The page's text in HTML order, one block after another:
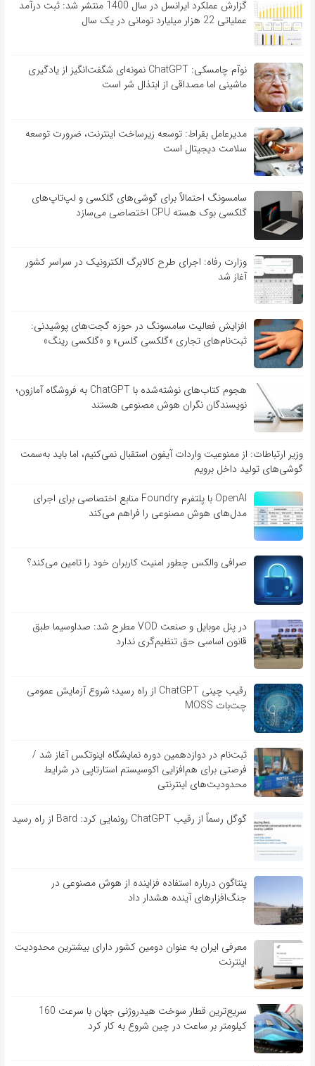
گزارش عملکرد ایرانسل در سال 1400 منتشر شد: ثبت درآمد
عملیاتی 22 هزار میلیارد تومانی در یک سال
نوآم چامسکی: ChatGPT نمونه‌ای شگفت‌انگیز از یادگیری
ماشینی اما مصداقی از ابتذال شر است
مدیرعامل بقراط: توسعه زیرساخت اینترنت، ضرورت توسعه
سلامت دیجیتال است
سامسونگ احتمالاً برای گوشی‌های گلکسی و لپ‌تاپ‌های
گلکسی بوک هسته CPU اختصاصی می‌سازد
وزارت رفاه: اجرای طرح کالابرگ الکترونیک در سراسر کشور
آغاز شد
افزایش فعالیت سامسونگ در حوزه گجت‌های پوشیدنی:
ثبت‌نام‌های تجاری «گلکسی گلس» و «گلکسی رینگ»
هجوم کتاب‌های نوشته‌شده با ChatGPT به فروشگاه آمازون؛
نویسندگان نگران هوش مصنوعی هستند
وزیر ارتباطات: از ممنوعیت واردات آیفون استقبال نمی‌کنیم، اما باید به‌سمت
گوشی‌های تولید داخل برویم
OpenAI با پلتفرم Foundry منابع اختصاصی برای اجرای
مدل‌های هوش مصنوعی را فراهم می‌کند
صرافی والکس چطور امنیت کاربران خود را تامین می‌کند؟
در پنل موبایل و صنعت VOD مطرح شد: صداوسیما طبق
قانون اساسی حق تنظیم‌گری ندارد
رقیب چینی ChatGPT از راه رسید؛ شروع آزمایش عمومی
چت‌بات MOSS
ثبت‌نام در دوازدهمین دوره نمایشگاه اینوتکس آغاز شد /
فرصتی برای هم‌افزایی اکوسیستم استارتاپی در شرایط
محدودیت‌های اینترنتی
گوگل رسماً از رقیب ChatGPT رونمایی کرد: Bard از راه رسید
پنتاگون درباره استفاده فزاینده از هوش مصنوعی در
جنگ‌افزارهای آینده هشدار داد
معرفی ایران به عنوان دومین کشور دارای بیشترین محدودیت
اینترنت
سریع‌ترین قطار سوخت هیدروژنی جهان با سرعت 160
کیلومتر بر ساعت در چین شروع به کار کرد